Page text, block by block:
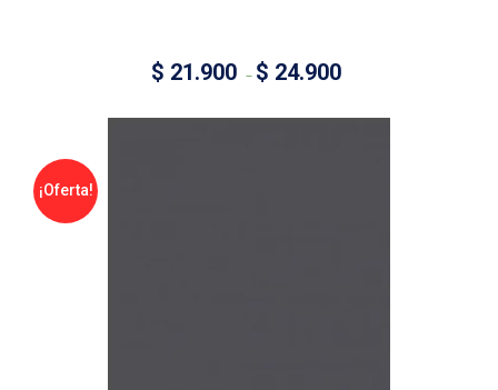
$ 21.900 – $ 24.900
¡Oferta!